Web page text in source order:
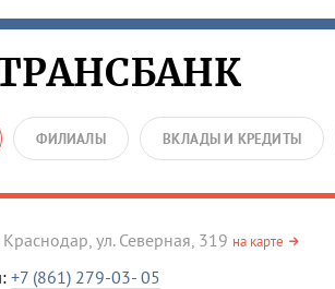
ФИЛИАЛЫ ВКЛАДЫ И КРЕДИТЫ
Краснодар, ул. Северная, 319 на карте
: +7 (861) 279-03- 05